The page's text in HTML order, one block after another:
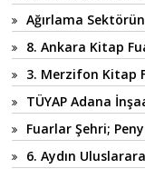
Ağırlama
8. Ankara Kitap
3. Merzifon Kitap
TÜYAP Adana
Fuarlar Şehri;
6. Aydın